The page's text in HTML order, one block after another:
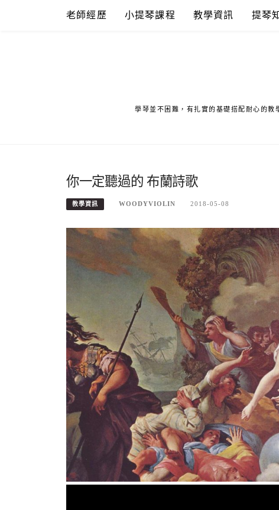
老師經歷 小提琴課程 教學資訊 提琴
學琴並不困難，有扎實的基礎搭配耐心的教
你一定聽過的 布蘭詩歌
教學資訊 WOODYVIOLIN 2018-05-08